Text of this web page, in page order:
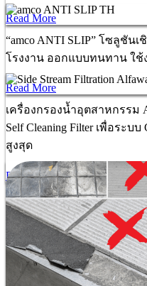
Read More
“amco ANTI SLIP” โซลูชัน
โรงงาน ออกแบบทนทาน ใช้
Read More
เครื่องกรองน้ำอุตสาหกรรม
Self Cleaning Filter เพื่อระบ
สูงสุด
Read More